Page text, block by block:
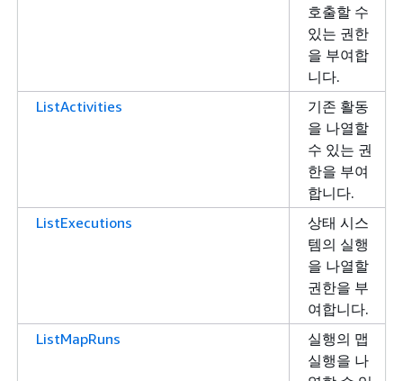
호출할 수
있는 권한
을 부여합
니다.
ListActivities
기존 활동
을 나열할
수 있는 권
한을 부여
합니다.
ListExecutions
상태 시스
템의 실행
을 나열할
권한을 부
여합니다.
ListMapRuns
실행의 맵
실행을 나